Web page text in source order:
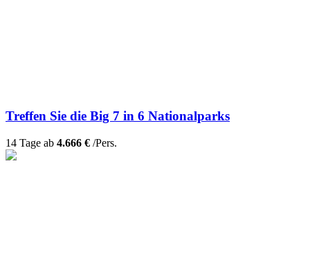
Treffen Sie die Big 7 in 6 Nationalparks
14 Tage ab 4.666 € /Pers.